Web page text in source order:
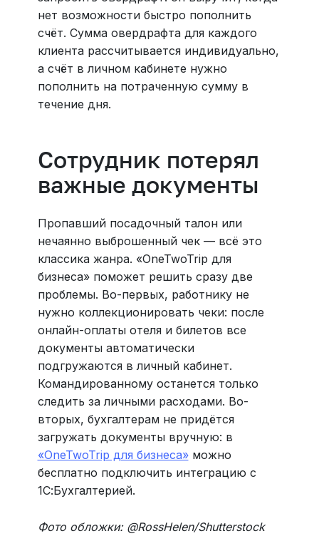
нет возможности быстро пополнить
счёт. Сумма овердрафта для каждого
клиента рассчитывается индивидуально,
а счёт в личном кабинете нужно
пополнить на потраченную сумму в
течение дня.
Сотрудник потерял
важные документы
Пропавший посадочный талон или
нечаянно выброшенный чек — всё это
классика жанра. «OneTwoTrip для
бизнеса» поможет решить сразу две
проблемы. Во-первых, работнику не
нужно коллекционировать чеки: после
онлайн-оплаты отеля и билетов все
документы автоматически
подгружаются в личный кабинет.
Командированному останется только
следить за личными расходами. Во-
вторых, бухгалтерам не придётся
загружать документы вручную: в
«OneTwoTrip для бизнеса»можно
бесплатно подключить интеграцию с
1С:Бухгалтерией.
Фото обложки: @RossHelen/Shutterstock